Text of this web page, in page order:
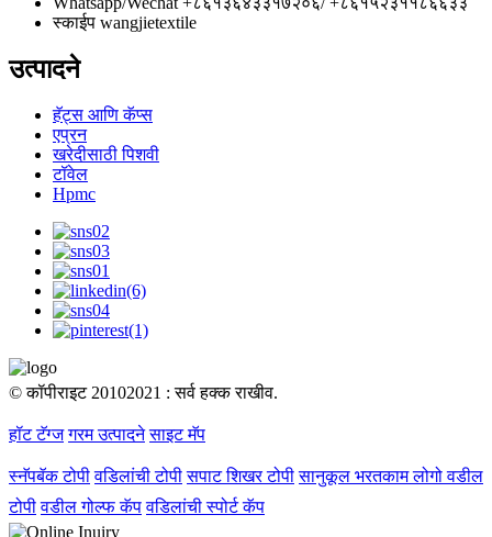
स्काईप wangjietextile
उत्पादने
हॅट्स आणि कॅप्स
एप्रन
खरेदीसाठी पिशवी
टॉवेल
Hpmc
© कॉपीराइट 20102021 : सर्व हक्क राखीव.
हॉट टॅग्ज गरम उत्पादने साइट मॅप
स्नॅपबॅक टोपी वडिलांची टोपी सपाट शिखर टोपी सानुकूल भरतकाम लोगो वडील
टोपी वडील गोल्फ कॅप वडिलांची स्पोर्ट कॅप